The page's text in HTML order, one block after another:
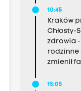
10:45
Kraków
Chłosty-
zdrowia -
rodzinne
zmienił
15:05